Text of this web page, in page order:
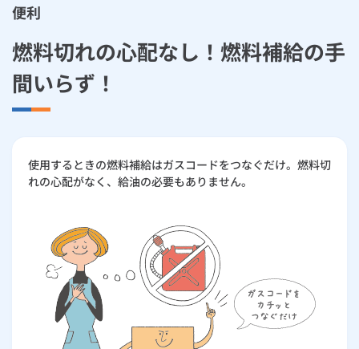
便利
燃料切れの心配なし！燃料補給の手
間いらず！
使用するときの燃料補給はガスコードをつなぐだけ。燃料切
れの心配がなく、給油の必要もありません。